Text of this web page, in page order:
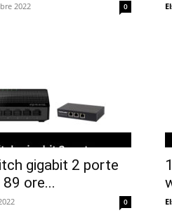
2022 0
gigabit 2 porte
ore...
0